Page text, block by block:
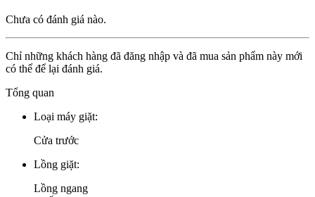
Chưa có đánh giá nào.
Chỉ những khách hàng đã đăng nhập và đã mua sản phẩm này mới
có thể để lại đánh giá.
Tổng quan
Loại máy giặt:
Cửa trước
Lồng giặt:
Lồng ngang